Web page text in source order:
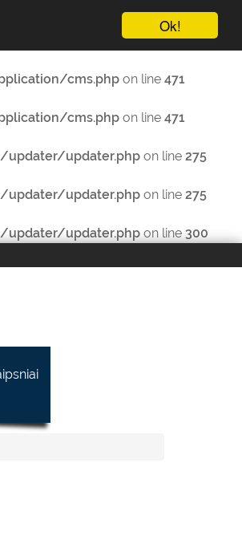
Ok!
cms.php on line 471
cms.php on line 471
updater.php on line 275
updater.php on line 275
updater.php on line 300